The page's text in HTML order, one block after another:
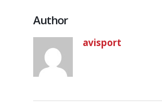
Author
avisport